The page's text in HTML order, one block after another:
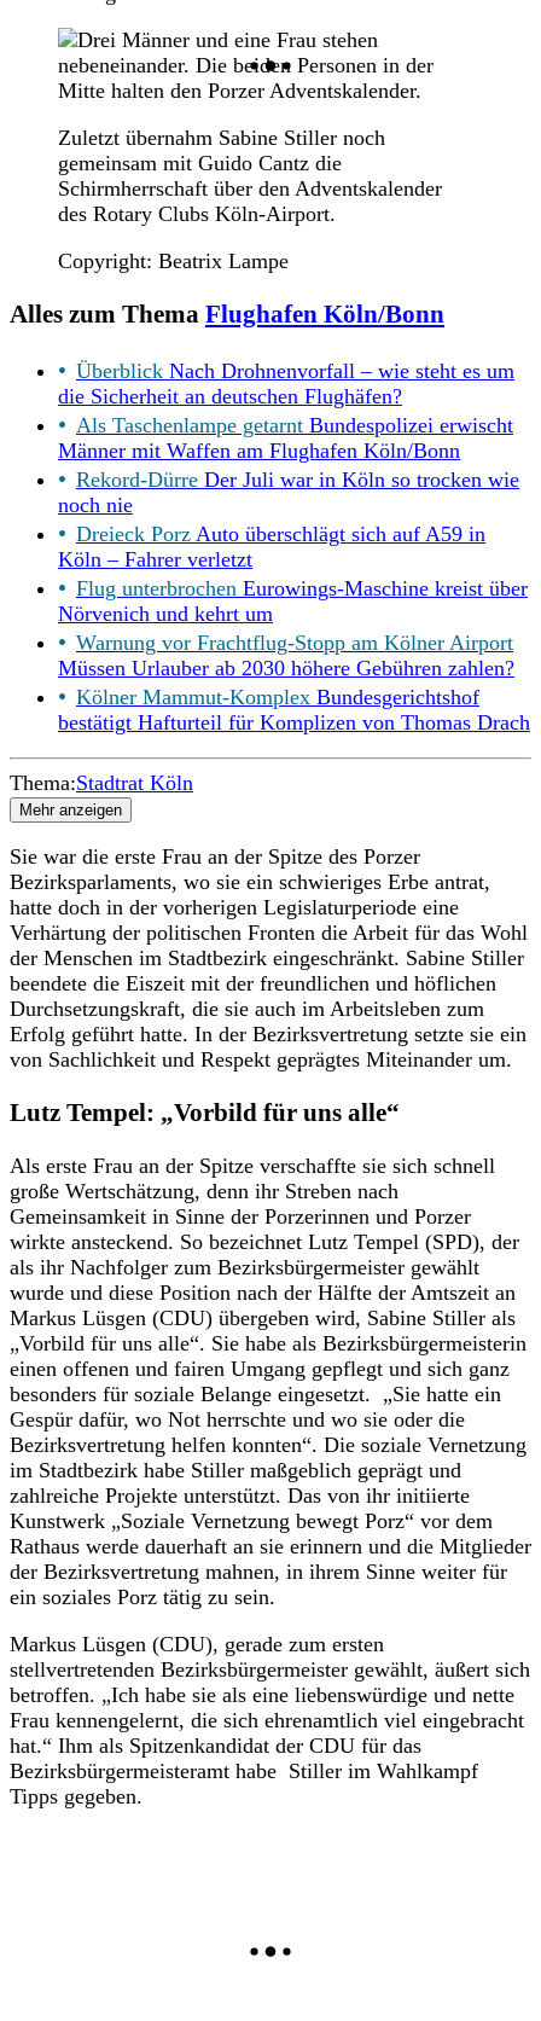
Zuletzt übernahm Sabine Stiller noch
gemeinsam mit Guido Cantz die
Schirmherrschaft über den Adventskalender
des Rotary Clubs Köln-Airport.
Copyright: Beatrix Lampe
Alles zum Thema Flughafen Köln/Bonn
Überblick Nach Drohnenvorfall – wie steht es um
die Sicherheit an deutschen Flughäfen?
Als Taschenlampe getarnt Bundespolizei erwischt
Männer mit Waffen am Flughafen Köln/Bonn
Rekord-Dürre Der Juli war in Köln so trocken wie
noch nie
Dreieck Porz Auto überschlägt sich auf A59 in
Köln – Fahrer verletzt
Flug unterbrochen Eurowings-Maschine kreist über
Nörvenich und kehrt um
Warnung vor Frachtflug-Stopp am Kölner Airport
Müssen Urlauber ab 2030 höhere Gebühren zahlen?
Kölner Mammut-Komplex Bundesgerichtshof
bestätigt Hafturteil für Komplizen von Thomas Drach
Thema:Stadtrat Köln
Mehr anzeigen
Sie war die erste Frau an der Spitze des Porzer
Bezirksparlaments, wo sie ein schwieriges Erbe antrat,
hatte doch in der vorherigen Legislaturperiode eine
Verhärtung der politischen Fronten die Arbeit für das Wohl
der Menschen im Stadtbezirk eingeschränkt. Sabine Stiller
beendete die Eiszeit mit der freundlichen und höflichen
Durchsetzungskraft, die sie auch im Arbeitsleben zum
Erfolg geführt hatte. In der Bezirksvertretung setzte sie ein
von Sachlichkeit und Respekt geprägtes Miteinander um.
Lutz Tempel: „Vorbild für uns alle“
Als erste Frau an der Spitze verschaffte sie sich schnell
große Wertschätzung, denn ihr Streben nach
Gemeinsamkeit in Sinne der Porzerinnen und Porzer
wirkte ansteckend. So bezeichnet Lutz Tempel (SPD), der
als ihr Nachfolger zum Bezirksbürgermeister gewählt
wurde und diese Position nach der Hälfte der Amtszeit an
Markus Lüsgen (CDU) übergeben wird, Sabine Stiller als
„Vorbild für uns alle“. Sie habe als Bezirksbürgermeisterin
einen offenen und fairen Umgang gepflegt und sich ganz
besonders für soziale Belange eingesetzt. „Sie hatte ein
Gespür dafür, wo Not herrschte und wo sie oder die
Bezirksvertretung helfen konnten“. Die soziale Vernetzung
im Stadtbezirk habe Stiller maßgeblich geprägt und
zahlreiche Projekte unterstützt. Das von ihr initiierte
Kunstwerk „Soziale Vernetzung bewegt Porz“ vor dem
Rathaus werde dauerhaft an sie erinnern und die Mitglieder
der Bezirksvertretung mahnen, in ihrem Sinne weiter für
ein soziales Porz tätig zu sein.
Markus Lüsgen (CDU), gerade zum ersten
stellvertretenden Bezirksbürgermeister gewählt, äußert sich
betroffen. „Ich habe sie als eine liebenswürdige und nette
Frau kennengelernt, die sich ehrenamtlich viel eingebracht
hat.“ Ihm als Spitzenkandidat der CDU für das
Bezirksbürgermeisteramt habe Stiller im Wahlkampf
Tipps gegeben.